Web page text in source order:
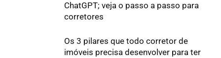
ChatGPT; veja o passo a passo para
corretores
Os 3 pilares que todo corretor de
imóveis precisa desenvolver para ter